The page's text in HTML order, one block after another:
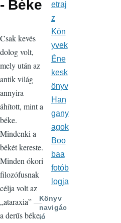
- Béke
Csak kevés
dolog volt,
mely után az
antik világ
annyira
áhított, mint a
béke.
Mindenki a
békét kereste.
Minden ókori
filozófusnak
célja volt az
„ataraxia” —
a derűs béke,
etraj
z
Kön
yvek
Éne
kesk
önyv
Han
gany
agok
Boo
baa
fotób
logja
Könyv
navigác
ió